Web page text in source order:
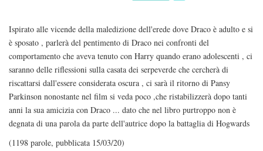
Ispirato alle vicende della maledizione dell'erede dove Draco è adulto e si
è sposato , parlerà del pentimento di Draco nei confronti del
comportamento che aveva tenuto con Harry quando erano adolescenti , ci
saranno delle riflessioni sulla casata dei serpeverde che cercherà di
riscattarsi dall'essere considerata oscura , ci sarà il ritorno di Pansy
Parkinson nonostante nel film si veda poco ,che ristabilizzerà dopo tanti
anni la sua amicizia con Draco ... dato che nel libro purtroppo non è
degnata di una parola da parte dell'autrice dopo la battaglia di Hogwards
(1198 parole, pubblicata 15/03/20)